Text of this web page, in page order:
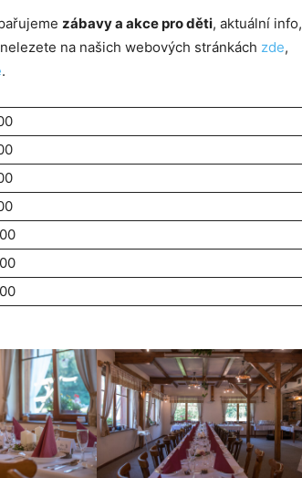
zábavy a akce pro děti, aktuální info,
nelezete na našich webových stránkách zde,
.